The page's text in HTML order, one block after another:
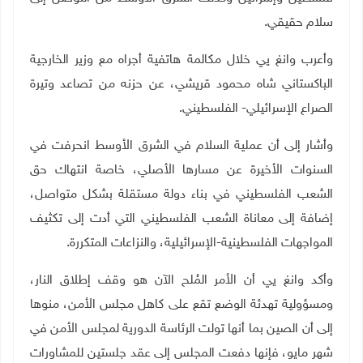
سلام حقيقي.
وأعرب وانغ يي خلال مكالمة هاتفية أجراه مع وزير الخارجية
الباكستاني شاه محمود قريشي، عن حزنه من تصاعد وتيرة
الصراع الإسرائيلي- الفلسطيني.
وأشار إلى أن عملية السلام في الشرق الأوسط انحرفت في
السنوات الأخيرة عن مسارها الأصلي، خاصة انتهاك حق
الشعب الفلسطيني في بناء دولة مستقلة بشكل متواصل،
إضافة إلى معاناة الشعب الفلسطيني التي أدت إلى تكثيف
المواجهات الفلسطينية-الإسرائيلية، والنزاعات المتكررة.
وأكد وانغ يي أن الأمر المُلح الآن هو وقف إطلاق النار،
ومسؤولية تهدئة الوضع تقع على كاهل مجلس الأمن، منوها
إلى أن الصين بما أنها تولت الرئاسة الدورية لمجلس الأمن في
شهر مايو، فإنها دفعت المجلس إلى عقد جلستين للمشاورات